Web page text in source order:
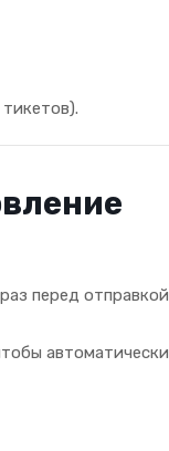
перед отправкой
автоматически